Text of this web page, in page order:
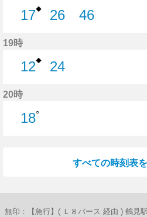
17◆
26
46
19時
12◆
24
20時
18○
すべての時刻表
無印：【急行】( Ｌ８バース 経由 ) 鶴見